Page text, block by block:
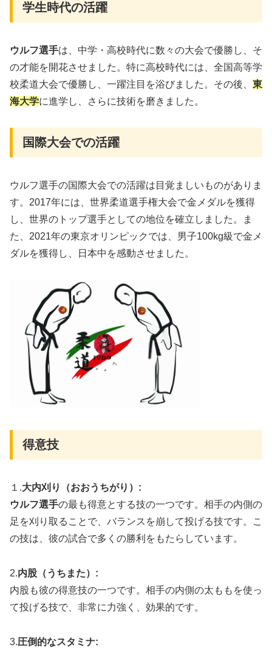
学生時代の活躍
ウルフ選手は、中学・高校時代に数々の大会で優勝し、そ
の才能を開花させました。特に高校時代には、全国高等学
校柔道大会で優勝し、一躍注目を浴びました。その後、 東
海大学に進学し、さらに技術を磨きました。
国際大会での活躍
ウルフ選手の国際大会での活躍は目覚ましいものがありま
す。2017年には、世界柔道選手権大会で金メダルを獲得
し、世界のトップ選手としての地位を確立しました。ま
た、2021年の東京オリンピックでは、男子100kg級で金メ
ダルを獲得し、日本中を感動させました。
得意技
１.大内刈り（おおうちがり）:
ウルフ選手の最も得意とする技の一つです。相手の内側の
足を刈り取ることで、バランスを崩して投げる技です。こ
の技は、彼の試合で多くの勝利をもたらしています。
2.内股（うちまた）:
内股も彼の得意技の一つです。相手の内側の太ももを使っ
て投げる技で、非常に力強く、効果的です。
3.圧倒的なスタミナ: